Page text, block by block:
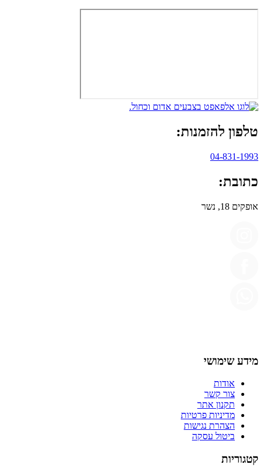
טלפון להזמנות:
04-831-1993
כתובת:
אופקים 18, נשר
מידע שימושי
אודות
צור קשר
תקנון אתר
מדיניות פרטיות
הצהרת נגישות
ביטול עסקה
קטגוריות